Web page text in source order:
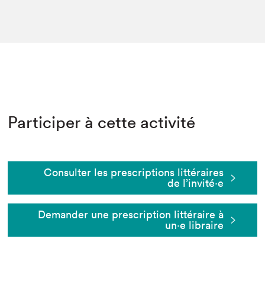
Participer à cette activité
Consulter les prescriptions littéraires
de l’invité⋅e
Demander une prescription littéraire à
un⋅e libraire